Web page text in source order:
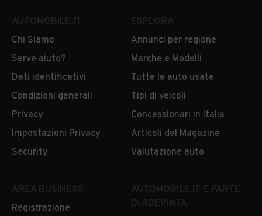
Chi Siamo
Serve aiuto?
Dati identificativi
Condizioni generali
Privacy
Impostazioni Privacy
Security
Annunci per regione
Marche e Modelli
Tutte le auto usate
Tipi di veicoli
Concessionari in Italia
Articoli del Magazine
Valutazione auto
Registrazione